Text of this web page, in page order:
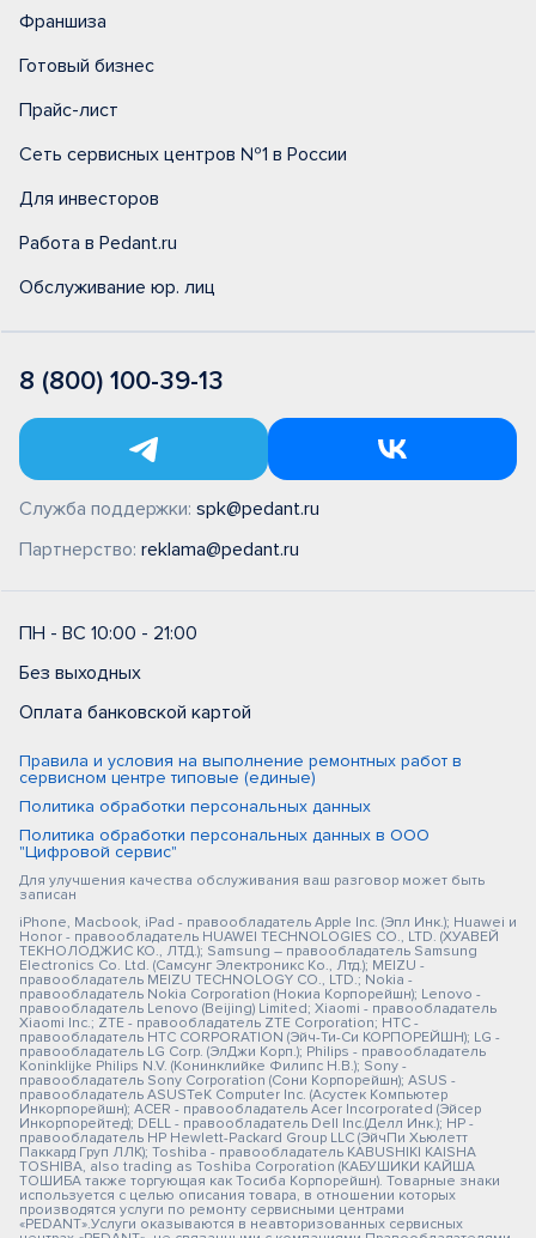
Франшиза
Готовый бизнес
Прайс-лист
Сеть сервисных центров №1 в России
Для инвесторов
Работа в Pedant.ru
Обслуживание юр. лиц
8 (800) 100-39-13
Служба поддержки: spk@pedant.ru
Партнерство: reklama@pedant.ru
ПН - ВС 10:00 - 21:00
Без выходных
Оплата банковской картой
Правила и условия на выполнение ремонтных работ в
сервисном центре типовые (единые)
Политика обработки персональных данных
Политика обработки персональных данных в ООО
"Цифровой сервис"
Для улучшения качества обслуживания ваш разговор может быть
записан
iPhone, Macbook, iPad - правообладатель Apple Inc. (Эпл Инк.); Huawei и
Honor - правообладатель HUAWEI TECHNOLOGIES CO., LTD. (ХУАВЕЙ
ТЕКНОЛОДЖИС КО., ЛТД.); Samsung – правообладатель Samsung
Electronics Co. Ltd. (Самсунг Электроникс Ко., Лтд.); MEIZU -
правообладатель MEIZU TECHNOLOGY CO., LTD.; Nokia -
правообладатель Nokia Corporation (Нокиа Корпорейшн); Lenovo -
правообладатель Lenovo (Beijing) Limited; Xiaomi - правообладатель
Xiaomi Inc.; ZTE - правообладатель ZTE Corporation; HTC -
правообладатель HTC CORPORATION (Эйч-Ти-Си КОРПОРЕЙШН); LG -
правообладатель LG Corp. (ЭлДжи Корп.); Philips - правообладатель
Koninklijke Philips N.V. (Конинклийке Филипс Н.В.); Sony -
правообладатель Sony Corporation (Сони Корпорейшн); ASUS -
правообладатель ASUSTeK Computer Inc. (Асустек Компьютер
Инкорпорейшн); ACER - правообладатель Acer Incorporated (Эйсер
Инкорпорейтед); DELL - правообладатель Dell Inc.(Делл Инк.); HP -
правообладатель HP Hewlett-Packard Group LLC (ЭйчПи Хьюлетт
Паккард Груп ЛЛК); Toshiba - правообладатель KABUSHIKI KAISHA
TOSHIBA, also trading as Toshiba Corporation (КАБУШИКИ КАЙША
ТОШИБА также торгующая как Тосиба Корпорейшн). Товарные знаки
используется с целью описания товара, в отношении которых
производятся услуги по ремонту сервисными центрами
«PEDANT».Услуги оказываются в неавторизованных сервисных